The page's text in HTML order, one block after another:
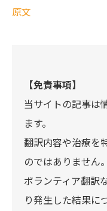
原文
【免責事項】
当サイトの記事は
ます。
翻訳内容や治療を
のではありません。
ボランティア翻訳
り発生した結果に